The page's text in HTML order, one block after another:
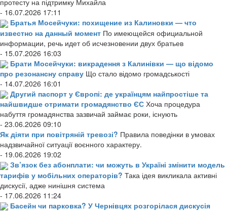
протесту на підтримку Михайла
- 16.07.2026 17:11
Братья Мосейчуки: похищение из Калиновки — что
известно на данный момент По имеющейся официальной
информации, речь идет об исчезновении двух братьев
- 15.07.2026 16:03
Брати Мосейчуки: викрадення з Калинівки — що відомо
про резонансну справу Що стало відомо громадськості
- 14.07.2026 16:01
Другий паспорт у Європі: де українцям найпростіше та
найшвидше отримати громадянство ЄС Хоча процедура
набуття громадянства зазвичай займає роки, існують
- 23.06.2026 09:10
Як діяти при повітряній тревозі? Правила поведінки в умовах
надзвичайної ситуації воєнного характеру.
- 19.06.2026 19:02
Зв’язок без абонплати: чи можуть в Україні змінити модель
тарифів у мобільних операторів? Така ідея викликала активні
дискусії, адже нинішня система
- 17.06.2026 11:24
Басейн чи парковка? У Чернівцях розгорілася дискусія